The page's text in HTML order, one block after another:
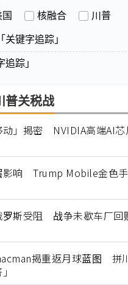
核融合 川普
键字追踪」
踪」
普关税战
动」揭密 NVIDIA高端AI芯
影响 Trump Mobile金色
罗斯受阻 战争未歇车厂回
揭重返月球蓝图 拼